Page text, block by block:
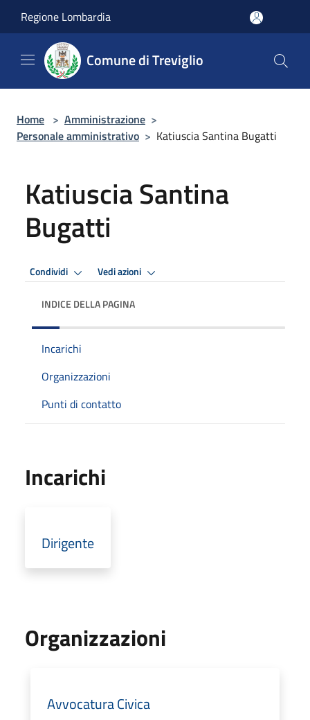
Regione Lombardia
Comune di Treviglio
Home > Amministrazione >
Personale amministrativo > Katiuscia Santina Bugatti
Katiuscia Santina
Bugatti
Condividi Vedi azioni
INDICE DELLA PAGINA
Incarichi
Organizzazioni
Punti di contatto
Incarichi
Dirigente
Organizzazioni
Avvocatura Civica